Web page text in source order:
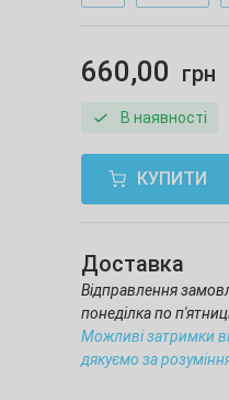
660,00 грн
В наявності
КУПИТИ
Доставка
Відправлення
понеділка по
Можливі затримки
дякуємо за